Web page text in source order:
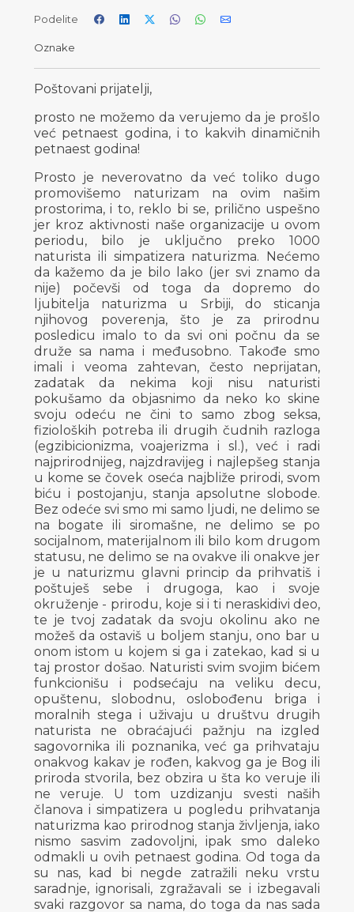
Podelite
Oznake
Poštovani prijatelji,
prosto ne možemo da verujemo da je prošlo
već petnaest godina, i to kakvih dinamičnih
petnaest godina!
Prosto je neverovatno da već toliko dugo
promovišemo naturizam na ovim našim
prostorima, i to, reklo bi se, prilično uspešno
jer kroz aktivnosti naše organizacije u ovom
periodu, bilo je uključno preko 1000
naturista ili simpatizera naturizma. Nećemo
da kažemo da je bilo lako (jer svi znamo da
nije) počevši od toga da dopremo do
ljubitelja naturizma u Srbiji, do sticanja
njihovog poverenja, što je za prirodnu
posledicu imalo to da svi oni počnu da se
druže sa nama i međusobno. Takođe smo
imali i veoma zahtevan, često neprijatan,
zadatak da nekima koji nisu naturisti
pokušamo da objasnimo da neko ko skine
svoju odeću ne čini to samo zbog seksa,
fizioloških potreba ili drugih čudnih razloga
(egzibicionizma, voajerizma i sl.), već i radi
najprirodnijeg, najzdravijeg i najlepšeg stanja
u kome se čovek oseća najbliže prirodi, svom
biću i postojanju, stanja apsolutne slobode.
Bez odeće svi smo mi samo ljudi, ne delimo se
na bogate ili siromašne, ne delimo se po
socijalnom, materijalnom ili bilo kom drugom
statusu, ne delimo se na ovakve ili onakve jer
je u naturizmu glavni princip da prihvatiš i
poštuješ sebe i drugoga, kao i svoje
okruženje - prirodu, koje si i ti neraskidivi deo,
te je tvoj zadatak da svoju okolinu ako ne
možeš da ostaviš u boljem stanju, ono bar u
onom istom u kojem si ga i zatekao, kad si u
taj prostor došao. Naturisti svim svojim bićem
funkcionišu i podsećaju na veliku decu,
opuštenu, slobodnu, oslobođenu briga i
moralnih stega i uživaju u društvu drugih
naturista ne obraćajući pažnju na izgled
sagovornika ili poznanika, već ga prihvataju
onakvog kakav je rođen, kakvog ga je Bog ili
priroda stvorila, bez obzira u šta ko veruje ili
ne veruje. U tom uzdizanju svesti naših
članova i simpatizera u pogledu prihvatanja
naturizma kao prirodnog stanja življenja, iako
nismo sasvim zadovoljni, ipak smo daleko
odmakli u ovih petnaest godina. Od toga da
su nas, kad bi negde zatražili neku vrstu
saradnje, ignorisali, zgražavali se i izbegavali
svaki razgovor sa nama, do toga da nas sada